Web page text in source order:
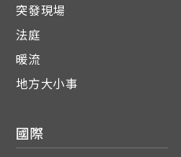
突發現場
法庭
暖流
地方大小事
國際